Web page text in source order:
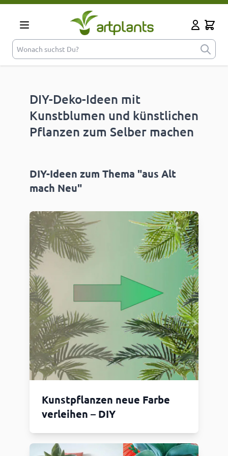
Zum Inhalt springen
Cart
DIY-Deko-Ideen mit
Kunstblumen und künstlichen
Pflanzen zum Selber machen
DIY-Ideen zum Thema "aus Alt
mach Neu"
Kunstpflanzen neue Farbe
verleihen – DIY